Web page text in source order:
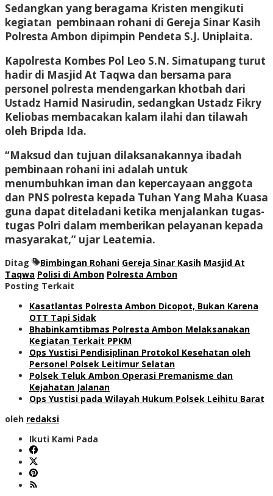
Sedangkan yang beragama Kristen mengikuti
kegiatan pembinaan rohani di Gereja Sinar Kasih
Polresta Ambon dipimpin Pendeta S.J. Uniplaita.
Kapolresta Kombes Pol Leo S.N. Simatupang turut
hadir di Masjid At Taqwa dan bersama para
personel polresta mendengarkan khotbah dari
Ustadz Hamid Nasirudin, sedangkan Ustadz Fikry
Keliobas membacakan kalam ilahi dan tilawah
oleh Bripda Ida.
“Maksud dan tujuan dilaksanakannya ibadah
pembinaan rohani ini adalah untuk
menumbuhkan iman dan kepercayaan anggota
dan PNS polresta kepada Tuhan Yang Maha Kuasa
guna dapat diteladani ketika menjalankan tugas-
tugas Polri dalam memberikan pelayanan kepada
masyarakat,” ujar Leatemia.
Ditag Bimbingan Rohani Gereja Sinar Kasih Masjid At
Taqwa Polisi di Ambon Polresta Ambon
Posting Terkait
Kasatlantas Polresta Ambon Dicopot, Bukan Karena
OTT Tapi Sidak
Bhabinkamtibmas Polresta Ambon Melaksanakan
Kegiatan Terkait PPKM
Ops Yustisi Pendisiplinan Protokol Kesehatan oleh
Personel Polsek Leitimur Selatan
Polsek Teluk Ambon Operasi Premanisme dan
Kejahatan Jalanan
Ops Yustisi pada Wilayah Hukum Polsek Leihitu Barat
oleh redaksi
Ikuti Kami Pada